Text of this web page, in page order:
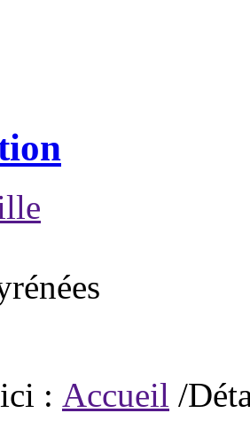
: Accueil /